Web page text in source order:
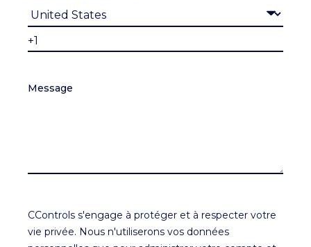
Message
CControls s'engage à protéger et à respecter votre
vie privée. Nous n'utiliserons vos données